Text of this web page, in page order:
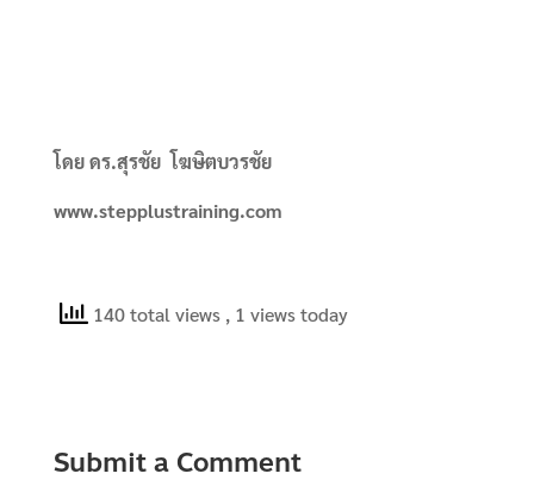
โดย ดร.สุรชัย โฆษิตบวรชัย
www.stepplustraining.com
140 total views , 1 views today
Submit a Comment